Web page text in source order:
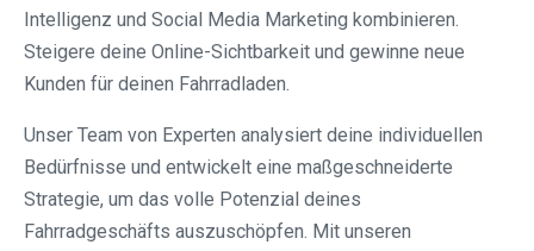
Intelligenz und Social Media Marketing kombinieren.
Steigere deine Online-Sichtbarkeit und gewinne neue
Kunden für deinen Fahrradladen.
Unser Team von Experten analysiert deine individuellen
Bedürfnisse und entwickelt eine maßgeschneiderte
Strategie, um das volle Potenzial deines
Fahrradgeschäfts auszuschöpfen. Mit unseren